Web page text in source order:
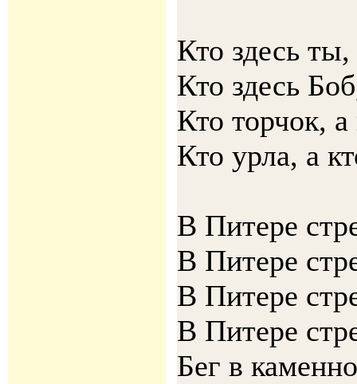
Кто здесь ты,
Кто здесь
Кто торчок, а
Кто урла, а
В Питере
В Питере
В Питере
В Питере
Бег в